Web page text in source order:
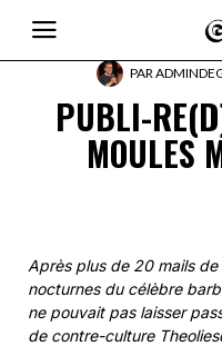
PAR
PUBLI-
MOULES
Après plus de 20 mails
nocturnes du célèbre
ne pouvait pas laisser
de contre-culture